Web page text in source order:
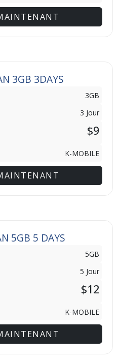
3GB 3DAYS
3GB
3 Jour
$9
K-MOBILE
5GB 5 DAYS
5GB
5 Jour
$12
K-MOBILE